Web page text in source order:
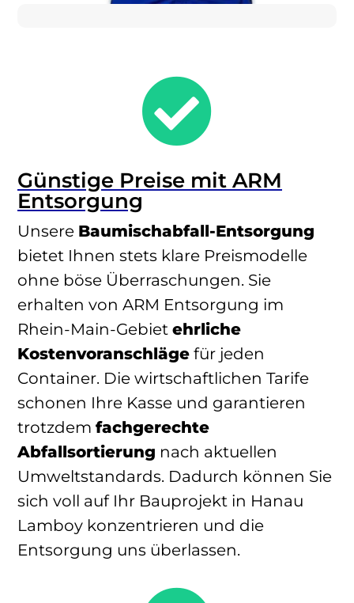

Günstige Preise mit ARM
Entsorgung
Unsere Baumischabfall-Entsorgung
bietet Ihnen stets klare Preismodelle
ohne böse Überraschungen. Sie
erhalten von ARM Entsorgung im
Rhein-Main-Gebiet ehrliche
Kostenvoranschläge für jeden
Container. Die wirtschaftlichen Tarife
schonen Ihre Kasse und garantieren
trotzdem fachgerechte
Abfallsortierung nach aktuellen
Umweltstandards. Dadurch können Sie
sich voll auf Ihr Bauprojekt in Hanau
Lamboy konzentrieren und die
Entsorgung uns überlassen.